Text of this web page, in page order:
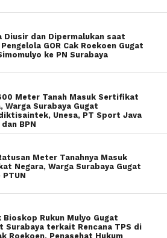
Diusir dan Dipermalukan saat
GOR Cak Roekoen Gugat
ke PN Surabaya
Meter Tanah Masuk Sertifikat
Warga Surabaya Gugat
Unesa, PT Sport Java
BPN
Meter Tanahnya Masuk
Negara, Warga Surabaya Gugat
PTUN
Bioskop Rukun Mulyo Gugat
Surabaya terkait Rencana TPS di
Roekoen, Penasehat Hukum